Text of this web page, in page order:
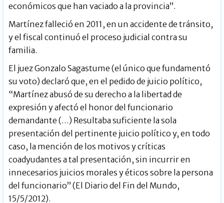
económicos que han vaciado a la provincia”.
Martínez falleció en 2011, en un accidente de tránsito,
y el fiscal continuó el proceso judicial contra su
familia.
El juez Gonzalo Sagastume (el único que fundamentó
su voto) declaró que, en el pedido de juicio político,
“Martínez abusó de su derecho a la libertad de
expresión y afectó el honor del funcionario
demandante (…) Resultaba suficiente la sola
presentación del pertinente juicio político y, en todo
caso, la mención de los motivos y críticas
coadyudantes a tal presentación, sin incurrir en
innecesarios juicios morales y éticos sobre la persona
del funcionario” (El Diario del Fin del Mundo,
15/5/2012).